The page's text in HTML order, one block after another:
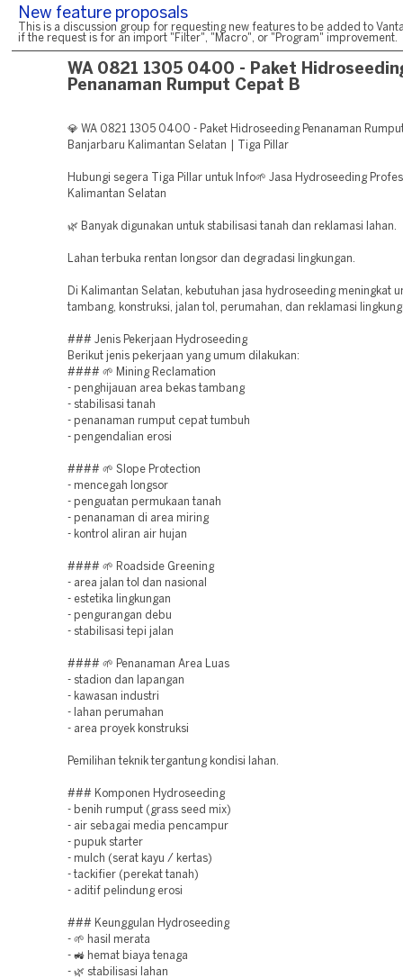
New feature proposals
This is a discussion group for requesting new features to be added to
if the request is for an import "Filter", "Macro", or "Program" improvement.
WA 0821 1305 0400 - Paket
Penanaman Rumput Cepat B
💎 WA 0821 1305 0400 - Paket Hidroseeding Penanaman
Banjarbaru Kalimantan Selatan | Tiga Pillar
Hubungi segera Tiga Pillar untuk Info🌱 Jasa Hydroseeding
Kalimantan Selatan
🌿 Banyak digunakan untuk stabilisasi tanah dan reklamasi lahan.
Lahan terbuka rentan longsor dan degradasi lingkungan.
Di Kalimantan Selatan, kebutuhan jasa hydroseeding meningkat
tambang, konstruksi, jalan tol, perumahan, dan reklamasi
### Jenis Pekerjaan Hydroseeding
Berikut jenis pekerjaan yang umum dilakukan:
#### 🌱 Mining Reclamation
- penghijauan area bekas tambang
- stabilisasi tanah
- penanaman rumput cepat tumbuh
- pengendalian erosi
#### 🌱 Slope Protection
- mencegah longsor
- penguatan permukaan tanah
- penanaman di area miring
- kontrol aliran air hujan
#### 🌱 Roadside Greening
- area jalan tol dan nasional
- estetika lingkungan
- pengurangan debu
- stabilisasi tepi jalan
#### 🌱 Penanaman Area Luas
- stadion dan lapangan
- kawasan industri
- lahan perumahan
- area proyek konstruksi
Pemilihan teknik tergantung kondisi lahan.
### Komponen Hydroseeding
- benih rumput (grass seed mix)
- air sebagai media pencampur
- pupuk starter
- mulch (serat kayu / kertas)
- tackifier (perekat tanah)
- aditif pelindung erosi
### Keunggulan Hydroseeding
- 🌱 hasil merata
- 🚜 hemat biaya tenaga
- 🌿 stabilisasi lahan